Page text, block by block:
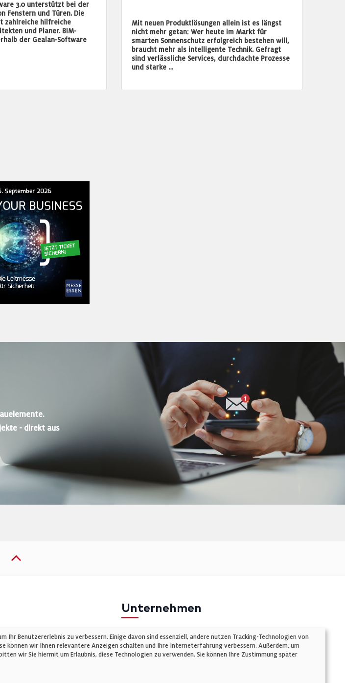
3.0 unterstützt bei der
Fenstern und Türen. Die
zahlreiche hilfreiche
und Planer. BIM-
der Gealan-Software
Mit neuen Produktlösungen allein ist es längst
nicht mehr getan: Wer heute im Markt für
smarten Sonnenschutz erfolgreich bestehen will,
braucht mehr als intelligente Technik. Gefragt
sind verlässliche Services, durchdachte Prozesse
und starke …
- direkt aus
bau.eu
Unternehmen
Datenschutz
Cookie-Einstellungen
Ihr Benutzererlebnis zu verbessern. Einige davon sind essenziell, andere nutzen Tracking-Technologien von
wir Ihnen relevantere Anzeigen schalten und Ihre Interneterfahrung verbessern. Außerdem, um
wir Sie hiermit um Erlaubnis, diese Technologien zu verwenden. Sie können Ihre Zustimmung später